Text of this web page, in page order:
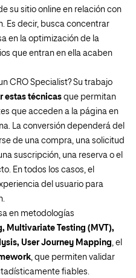
su sitio online en relación con
Es decir, busca concentrar
en la optimización de la
que entran en ella acaben
CRO Specialist? Su trabajo
estas técnicas que permitan
que acceden a la página en
La conversión dependerá del
de una compra, una solicitud
suscripción, una reserva o el
En todos los casos, el
del usuario para
en metodologías
Multivariate Testing (MVT),
User Journey Mapping, el
, que permiten validar
fiables.